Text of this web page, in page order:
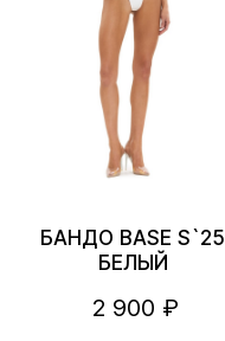
БАНДО BASE S`25
БЕЛЫЙ
2 900 ₽